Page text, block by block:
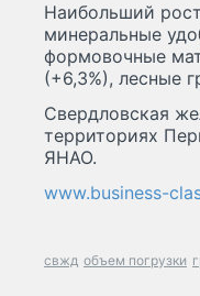
Наибольший
минеральные
формовочные
(+6,3%), лесные
Свердловская
территориях
ЯНАО.
www.business-
свжд объем погрузки